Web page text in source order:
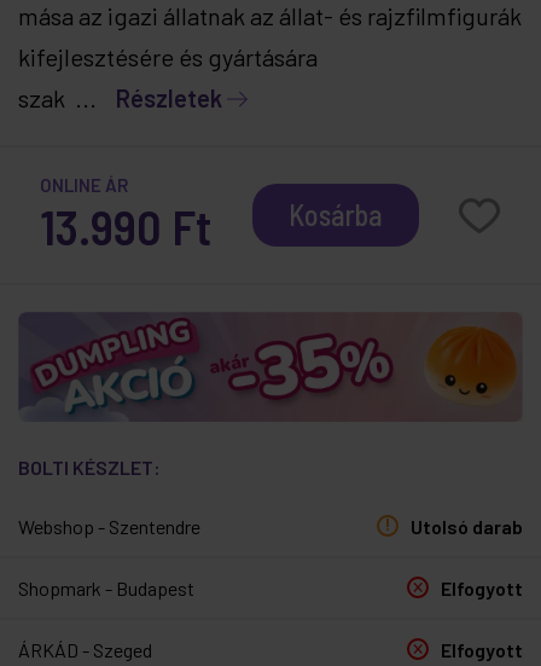
mása az igazi állatnak az állat- és rajzfilmfigurák
kifejlesztésére és gyártására
szak ... Részletek
ONLINE ÁR
13.990 Ft Kosárba
BOLTI KÉSZLET:
Webshop - Szentendre Utolsó darab
Shopmark - Budapest Elfogyott
ÁRKÁD - Szeged Elfogyott